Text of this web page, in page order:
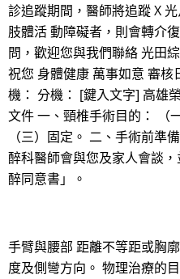
診追蹤期間，醫師將追蹤 X
肢體活 動障礙者，則會轉介
問，歡迎您與我們聯絡 光田
祝您 身體健康 萬事如意 審
機： 分機： [鍵入文字] 高雄
文件 一、頸椎手術目的： （
（三）固定。 二、手術前準
醉科醫師會與您及家人會談
醉同意書」。
手臂與腰部 距離不等距或胸
度及側彎方向。 物理治療的